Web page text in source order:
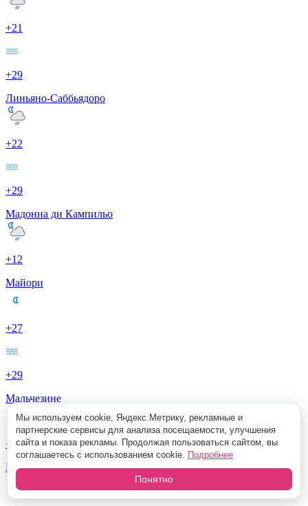
+21
+29
Линьяно-Саббьядоро
+22
+29
Мадонна ди Кампильо
+12
Майори
+27
+29
Мальчезине
+18
Масса Лубренце
Мы используем cookie, Яндекс.Метрику, рекламные и
партнерские сервисы для анализа посещаемости, улучшения
сайта и показа рекламы. Продолжая пользоваться сайтом, вы
соглашаетесь с использованием cookie. Подробнее
Понятно